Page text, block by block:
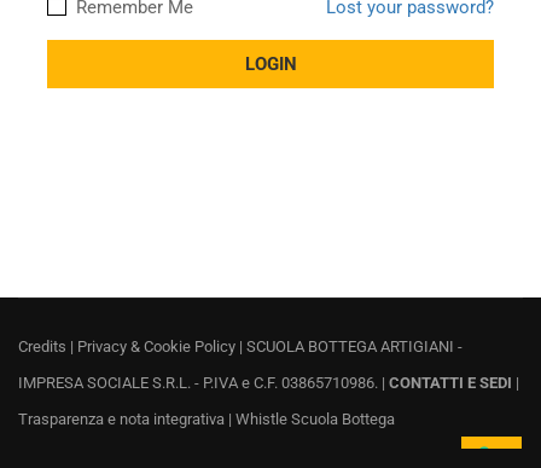
Lost your password?
Remember Me
Credits | Privacy & Cookie Policy | SCUOLA BOTTEGA ARTIGIANI -
IMPRESA SOCIALE S.R.L. - P.IVA e C.F. 03865710986. | CONTATTI E SEDI |
Trasparenza e nota integrativa | Whistle Scuola Bottega